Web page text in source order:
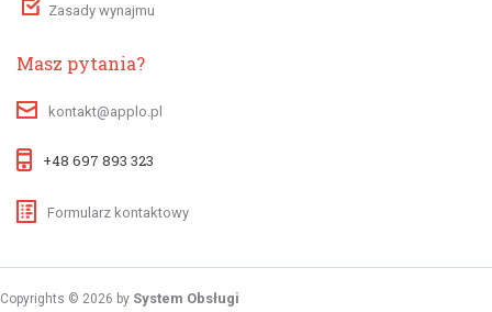
Zasady wynajmu
Masz pytania?
kontakt@applo.pl
+48 697 893 323
Formularz kontaktowy
Copyrights © 2026 by System Obsługi